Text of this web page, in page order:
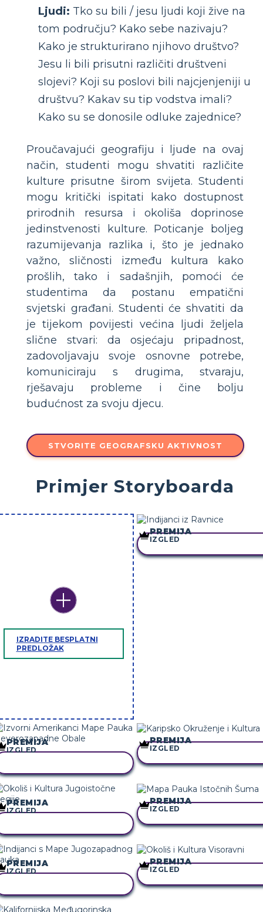
Ljudi: Tko su bili / jesu ljudi koji žive na
tom području? Kako sebe nazivaju?
Kako je strukturirano njihovo društvo?
Jesu li bili prisutni različiti društveni
slojevi? Koji su poslovi bili najcjenjeniji u
društvu? Kakav su tip vodstva imali?
Kako su se donosile odluke zajednice?
Proučavajući geografiju i ljude na ovaj
način, studenti mogu shvatiti različite
kulture prisutne širom svijeta. Studenti
mogu kritički ispitati kako dostupnost
prirodnih resursa i okoliša doprinose
jedinstvenosti kulture. Poticanje boljeg
razumijevanja razlika i, što je jednako
važno, sličnosti između kultura kako
prošlih, tako i sadašnjih, pomoći će
studentima da postanu empatični
svjetski građani. Studenti će shvatiti da
je tijekom povijesti većina ljudi željela
slične stvari: da osjećaju pripadnost,
zadovoljavaju svoje osnovne potrebe,
komuniciraju s drugima, stvaraju,
rješavaju probleme i čine bolju
budućnost za svoju djecu.
STVORITE GEOGRAFSKU AKTIVNOST
Primjer Storyboarda
IZRADITE BESPLATNI
PREDLOŽAK
KOPIRAJ OVU
PREMIJA
IZGLED
PREMIJA
IZGLED KOPIRAJ OVU
PREMIJA
IZGLED
PREMIJA
IZGLED KOPIRAJ OVU
PREMIJA
IZGLED
PREMIJA
IZGLED KOPIRAJ OVU
PREMIJA
IZGLED